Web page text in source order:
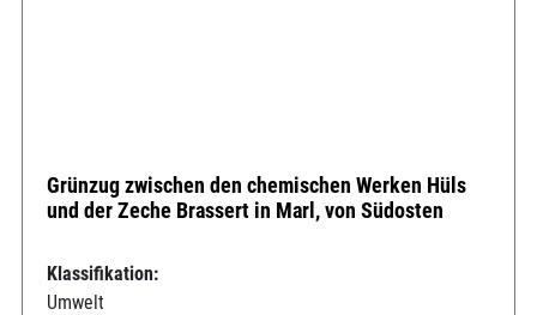
Grünzug zwischen den chemischen Werken Hüls
und der Zeche Brassert in Marl, von Südosten
Klassifikation:
Umwelt